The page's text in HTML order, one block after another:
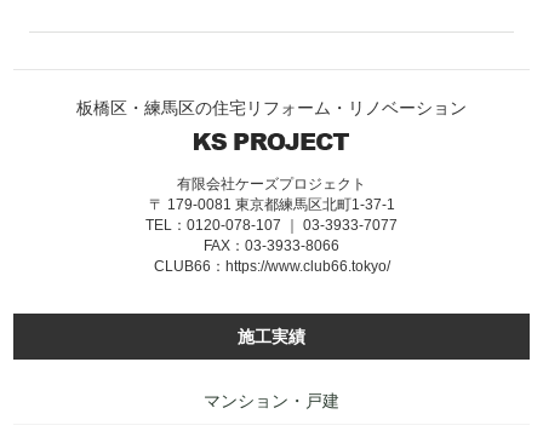
板橋区・練馬区の住宅リフォーム・リノベーション
有限会社ケーズプロジェクト
〒 179-0081 東京都練馬区北町1-37-1
TEL：0120-078-107 ｜ 03-3933-7077
FAX：03-3933-8066
CLUB66： https://www.club66.tokyo/
施工実績
マンション・戸建